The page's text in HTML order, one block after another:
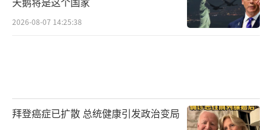
2026-08-07 14:25:38
拜登癌症已扩散 总统健康引发政治变局